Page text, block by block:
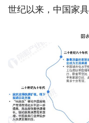
世纪以来，中国家